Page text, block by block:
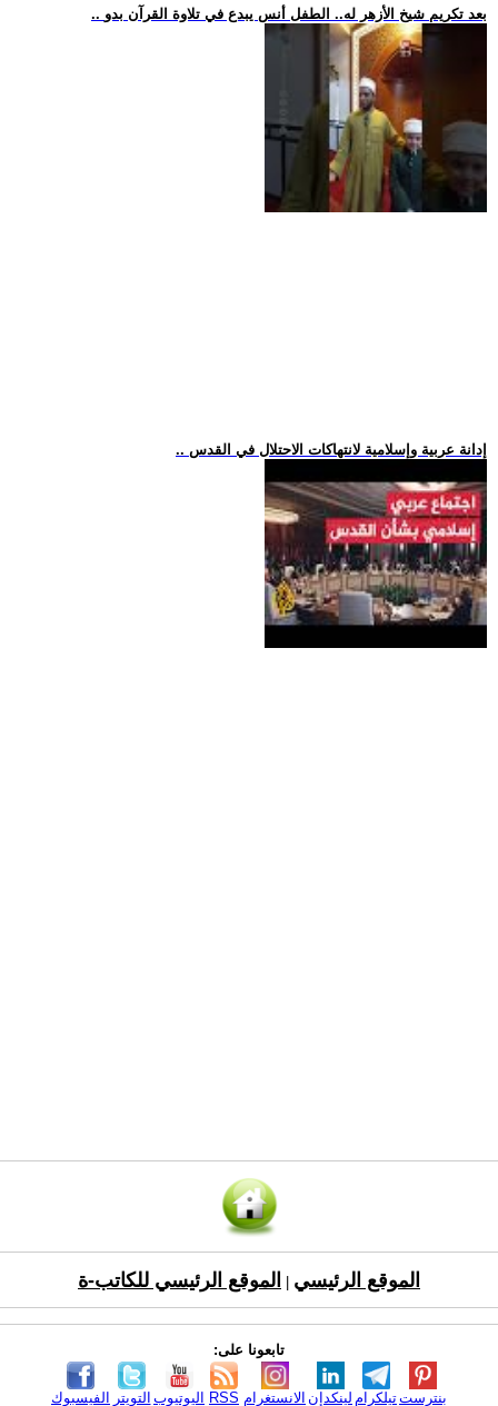
.. بعد تكريم شيخ الأزهر له.. الطفل أنس يبدع في تلاوة القرآن بدو
.. إدانة عربية وإسلامية لانتهاكات الاحتلال في القدس
الموقع الرئيسي الموقع الرئيسي للكاتب-ة
تابعونا على:
الفيسبوك التويتر اليوتيوب RSS الانستغرام لينكدإن تيلكرامبنترست